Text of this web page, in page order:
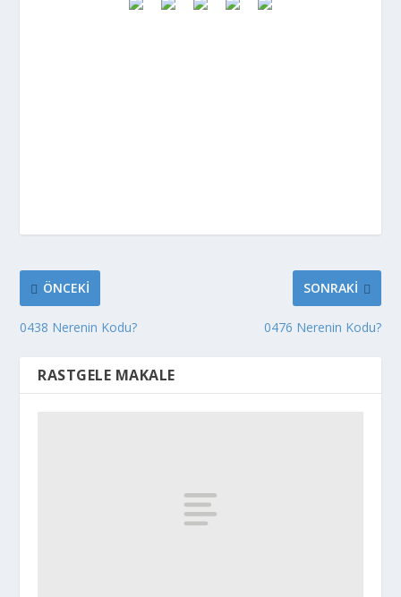
ÖNCEKI
0438 Nerenin Kodu?
SONRAKI
0476 Nerenin Kodu?
RASTGELE MAKALE